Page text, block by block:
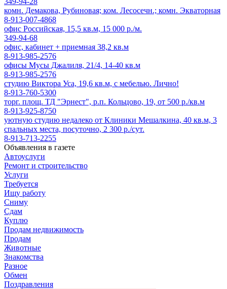
комн. Демакова, Рубиновая; ком. Лесосечн.; комн. Экваторная
8-913-007-4868
офис Российская, 15,5 кв.м, 15 000 р./м.
349-94-68
офис, кабинет + приемная 38,2 кв.м
8-913-985-2576
офисы Мусы Джалиля, 21/4, 14-40 кв.м
8-913-985-2576
студию Виктора Уса, 19,6 кв.м, с мебелью. Лично!
8-913-760-5300
торг. площ. ТД "Эрнест", р.п. Кольцово, 19, от 500 р./кв.м
8-913-925-8750
уютную студию недалеко от Клиники Мешалкина, 40 кв.м, 3
спальных места, посуточно, 2 300 р./сут.
8-913-713-2255
Объявления в газете
Автоуслуги
Ремонт и строительство
Услуги
Требуется
Ищу работу
Сниму
Сдам
Куплю
Продам недвижимость
Продам
Животные
Знакомства
Разное
Обмен
Поздравления